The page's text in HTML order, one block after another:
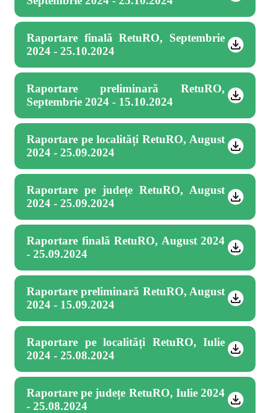
Raportare finală RetuRO, Septembrie
2024 - 25.10.2024
Raportare preliminară RetuRO,
Septembrie 2024 - 15.10.2024
Raportare pe localități RetuRO, August
2024 - 25.09.2024
Raportare pe județe RetuRO, August
2024 - 25.09.2024
Raportare finală RetuRO, August 2024
- 25.09.2024
Raportare preliminară RetuRO, August
2024 - 15.09.2024
Raportare pe localități RetuRO, Iulie
2024 - 25.08.2024
Raportare pe județe RetuRO, Iulie 2024
- 25.08.2024